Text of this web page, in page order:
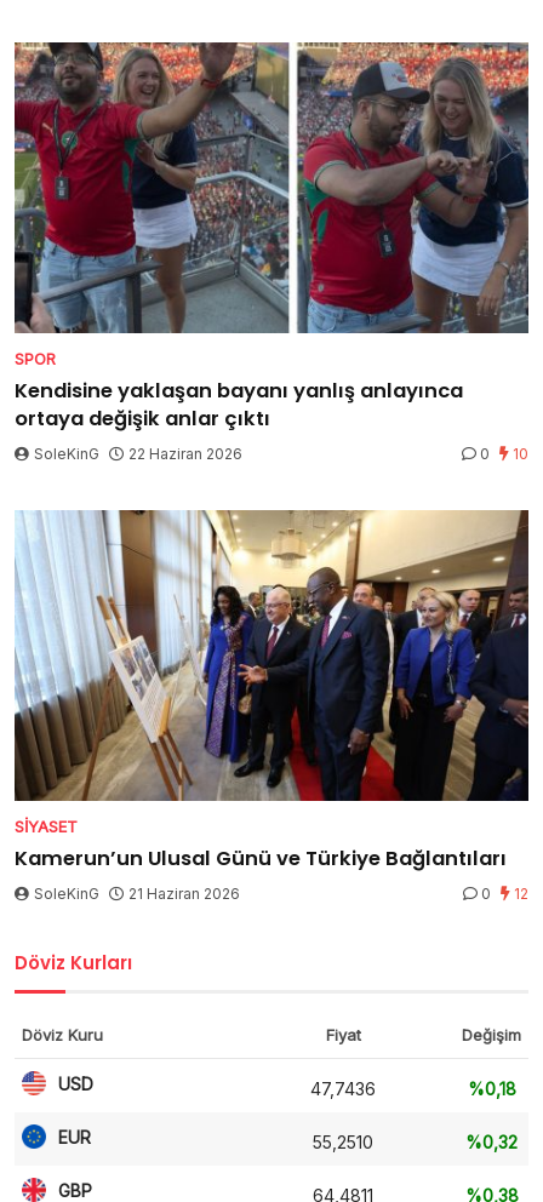
SPOR
Kendisine yaklaşan bayanı yanlış anlayınca
ortaya değişik anlar çıktı
SoleKinG 22 Haziran 2026 0 10
SIYASET
Kamerun’un Ulusal Günü ve Türkiye Bağlantıları
SoleKinG 21 Haziran 2026 0 12
Döviz Kurları
Döviz Kuru Fiyat Değişim
USD 47,7436 %0,18
EUR 55,2510 %0,32
GBP 64,4811 %0,38